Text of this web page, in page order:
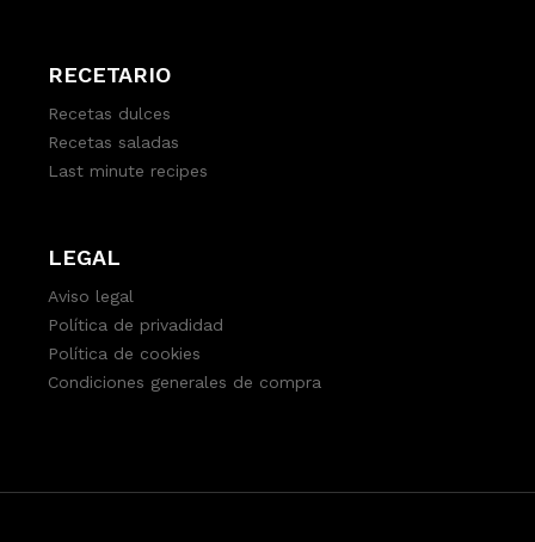
RECETARIO
Recetas dulces
Recetas saladas
Last minute recipes
LEGAL
Aviso legal
Política de privadidad
Política de cookies
Condiciones generales de compra